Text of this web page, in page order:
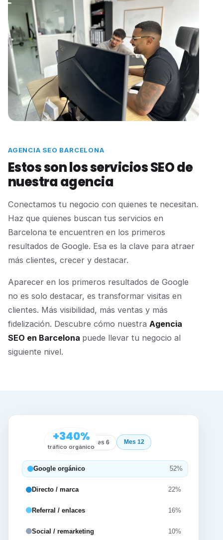
AGENCIA SEO BARCELONA
Estos son los servicios SEO de
nuestra agencia
Conectamos tu negocio con quienes te necesitan.
Haz que quienes buscan tus servicios en
Barcelona te encuentren en los primeros
resultados de Google. Esa es la clave para atraer
más clientes, crecer y destacar.
Aparecer en los primeros resultados de Google
no es solo destacar, es transformar visitas en
clientes. Más visibilidad, más ventas y más
fidelización. Descubre cómo nuestra Agencia
SEO en Barcelona puede llevar tu negocio al
siguiente nivel.
+340%
tráfico orgánico
Mes 6 Mes 12
Google orgánico 52%
Directo / marca 22%
Referral / enlaces 16%
Social / remarketing 10%